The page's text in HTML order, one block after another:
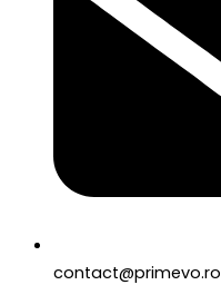
contact@primevo.ro